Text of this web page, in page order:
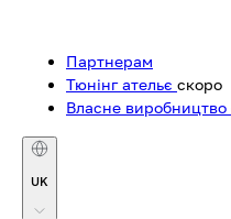
Партнерам
Тюнінг ательє скоро
Власне виробництво
UK